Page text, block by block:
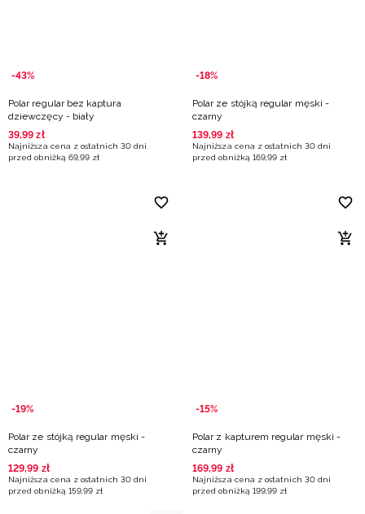
-43%
Polar regular bez kaptura
dziewczęcy - biały
39,99 zł
Najniższa cena z ostatnich 30 dni
przed obniżką 69,99 zł
-18%
Polar ze stójką regular męski -
czarny
139,99 zł
Najniższa cena z ostatnich 30 dni
przed obniżką 169,99 zł
-19%
Polar ze stójką regular męski -
czarny
129,99 zł
Najniższa cena z ostatnich 30 dni
przed obniżką 159,99 zł
-15%
Polar z kapturem regular męski -
czarny
169,99 zł
Najniższa cena z ostatnich 30 dni
przed obniżką 199,99 zł